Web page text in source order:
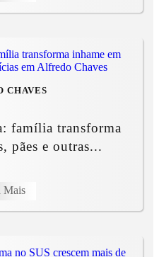
CHAVES
família transforma
pães e outras...
Mais